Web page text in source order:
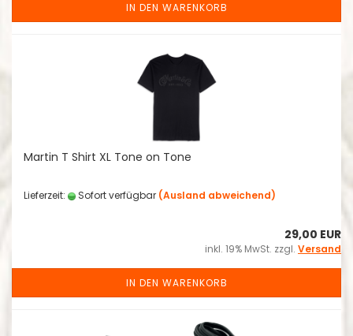
IN DEN WARENKORB
Martin T Shirt XL Tone on Tone
Lieferzeit: Sofort verfügbar (Ausland abweichend)
29,00 EUR
inkl. 19% MwSt. zzgl. Versand
IN DEN WARENKORB